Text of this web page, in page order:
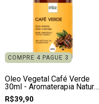
COMPRE 4 PAGUE 3
Óleo Vegetal Café Verde
30ml - Aromaterapia Natural
e Puro
R$39,90